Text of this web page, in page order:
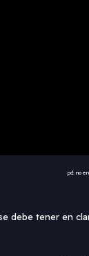
pd: no
debe tener en